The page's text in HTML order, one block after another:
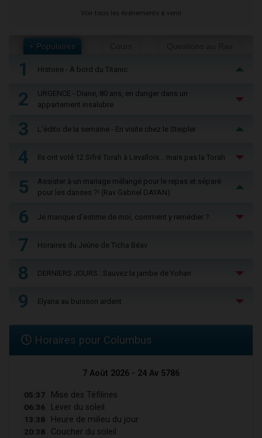
Voir tous les événements à venir
+ Populaires
1 Histoire - À bord du Titanic
2
URGENCE - Diane, 80 ans, en danger dans un
appartement insalubre
3 L'édito de la semaine - En visite chez le Steipler
4 Ils ont volé 12 Sifré Torah à Levallois… mais pas la Torah
5
Assister à un mariage mélangé pour le repas et séparé
pour les danses ?! (Rav Gabriel DAYAN)
6 Je manque d'estime de moi, comment y remédier ?
7 Horaires du Jeûne de Ticha Béav
8 DERNIERS JOURS : Sauvez la jambe de Yohan
9 Elyana au buisson ardent
Horaires pour Columbus
7 Août 2026 - 24 Av 5786
05:37 Mise des Téfilines
06:36 Lever du soleil
13:38 Heure de milieu du jour
20:38 Coucher du soleil